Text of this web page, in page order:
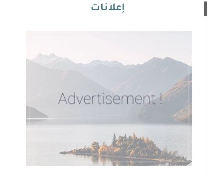
إعلانات